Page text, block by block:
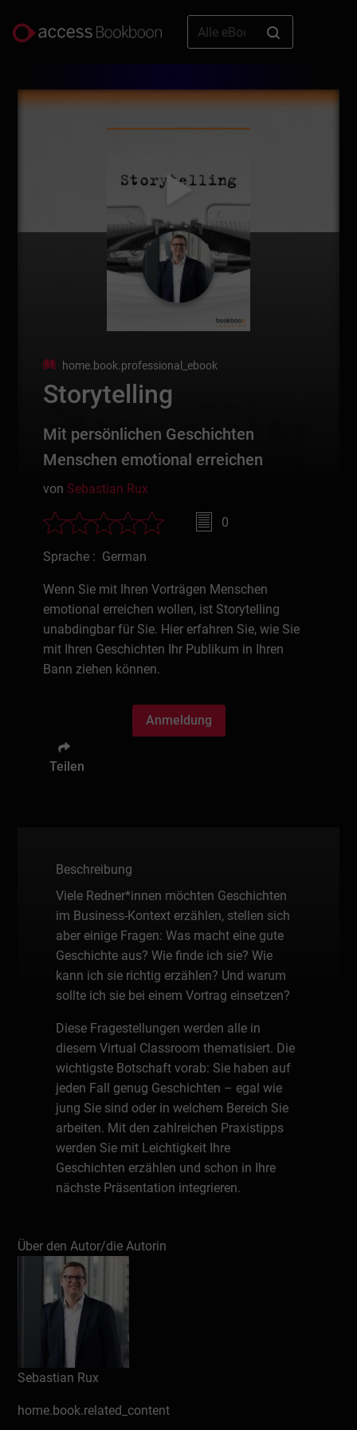
home.book.professional_ebook
Storytelling
Mit persönlichen Geschichten
Menschen emotional erreichen
von Sebastian Rux
0
Sprache : German
Wenn Sie mit Ihren Vorträgen Menschen
emotional erreichen wollen, ist Storytelling
unabdingbar für Sie. Hier erfahren Sie, wie Sie
mit Ihren Geschichten Ihr Publikum in Ihren
Bann ziehen können.
Anmeldung
Teilen
Beschreibung
Viele Redner*innen möchten Geschichten
im Business-Kontext erzählen, stellen sich
aber einige Fragen: Was macht eine gute
Geschichte aus? Wie finde ich sie? Wie
kann ich sie richtig erzählen? Und warum
sollte ich sie bei einem Vortrag einsetzen?
Diese Fragestellungen werden alle in
diesem Virtual Classroom thematisiert. Die
wichtigste Botschaft vorab: Sie haben auf
jeden Fall genug Geschichten – egal wie
jung Sie sind oder in welchem Bereich Sie
arbeiten. Mit den zahlreichen Praxistipps
werden Sie mit Leichtigkeit Ihre
Geschichten erzählen und schon in Ihre
nächste Präsentation integrieren.
Sebastian Rux begleitet Unternehmer*innen
und Unternehmen dabei, ihre komplexen
Themen mit verständlichen Botschaften
überzeugend zu präsentieren. Er ist
erfolgreicher Keynote-Speaker,
Vortragsmentor, Kommunikationstrainer
und Hochschuldozent. Mit seinen mehr als
hat er insgesamt über 4.000 Menschen
Über den Autor/die Autorin
Sebastian Rux
home.book.related_content